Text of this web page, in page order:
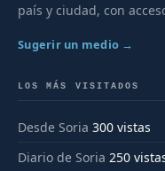
país y ciudad, con
Sugerir un medio →
LOS MÁS VISITADOS
Desde Soria 300 vistas
Diario de Soria 250